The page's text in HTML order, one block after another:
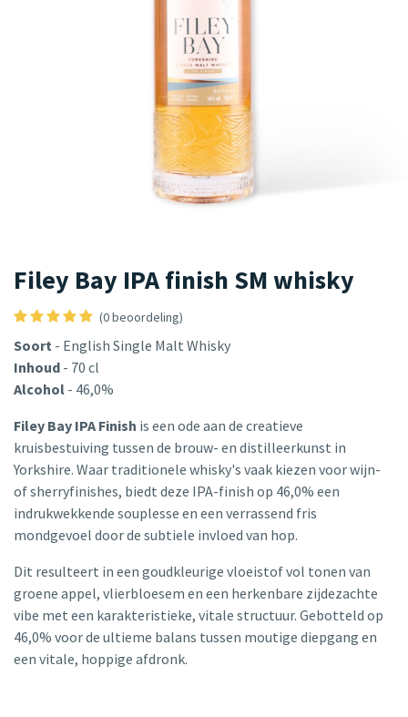
Filey Bay IPA finish SM whisky
(0 beoordeling)
Soort - English Single Malt Whisky
Inhoud - 70 cl
Alcohol - 46,0%
Filey Bay IPA Finish is een ode aan de creatieve
kruisbestuiving tussen de brouw- en distilleerkunst in
Yorkshire. Waar traditionele whisky's vaak kiezen voor wijn-
of sherryfinishes, biedt deze IPA-finish op 46,0% een
indrukwekkende souplesse en een verrassend fris
mondgevoel door de subtiele invloed van hop.
Dit resulteert in een goudkleurige vloeistof vol tonen van
groene appel, vlierbloesem en een herkenbare zijdezachte
vibe met een karakteristieke, vitale structuur. Gebotteld op
46,0% voor de ultieme balans tussen moutige diepgang en
een vitale, hoppige afdronk.